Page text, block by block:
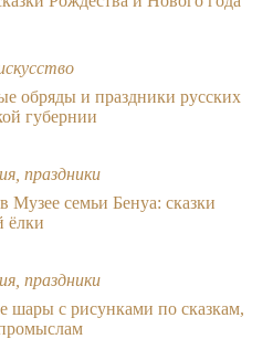
обряды и праздники русских
губернии
праздники
Музее семьи Бенуа: cказки
ёлки
праздники
шары с рисунками по сказкам,